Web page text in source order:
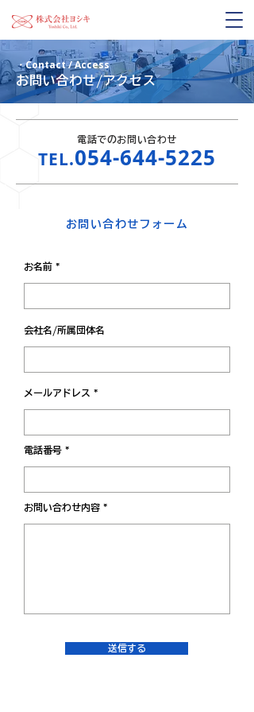
・Contact / Access
お問い合わせ/アクセス
電話でのお問い合わせ
TEL.054-644-5225
お問い合わせフォーム
お名前
会社名/所属団体名
メールアドレス
電話番号
お問い合わせ内容
送信する